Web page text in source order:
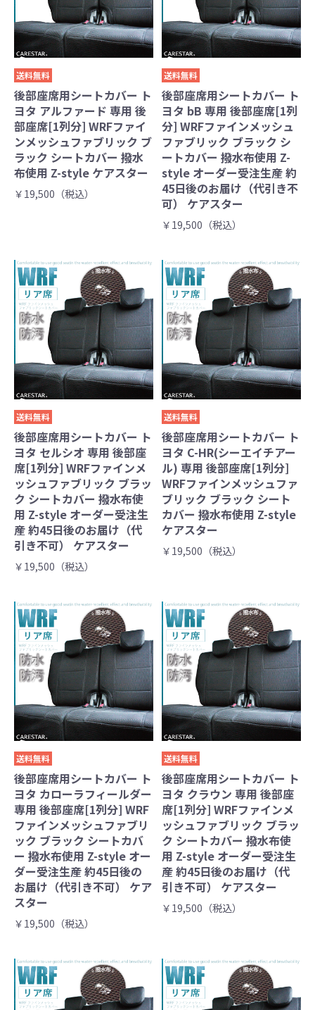
送料無料
後部座席用シートカバー ト
ヨタ アルファード 専用 後
部座席[1列分] WRFファイ
ンメッシュファブリック ブ
ラック シートカバー 撥水
布使用 Z-style ケアスター
￥19,500（税込）
送料無料
後部座席用シートカバー ト
ヨタ bB 専用 後部座席[1列
分] WRFファインメッシュ
ファブリック ブラック シ
ートカバー 撥水布使用 Z-
style オーダー受注生産 約
45日後のお届け（代引き不
可） ケアスター
￥19,500（税込）
送料無料
後部座席用シートカバー ト
ヨタ セルシオ 専用 後部座
席[1列分] WRFファインメ
ッシュファブリック ブラッ
ク シートカバー 撥水布使
用 Z-style オーダー受注生
産 約45日後のお届け（代
引き不可） ケアスター
￥19,500（税込）
送料無料
後部座席用シートカバー ト
ヨタ C-HR(シーエイチアー
ル) 専用 後部座席[1列分]
WRFファインメッシュファ
ブリック ブラック シート
カバー 撥水布使用 Z-style
ケアスター
￥19,500（税込）
送料無料
後部座席用シートカバー ト
ヨタ カローラフィールダー
専用 後部座席[1列分] WRF
ファインメッシュファブリ
ック ブラック シートカバ
ー 撥水布使用 Z-style オー
ダー受注生産 約45日後の
お届け（代引き不可） ケア
スター
￥19,500（税込）
送料無料
後部座席用シートカバー ト
ヨタ クラウン 専用 後部座
席[1列分] WRFファインメ
ッシュファブリック ブラッ
ク シートカバー 撥水布使
用 Z-style オーダー受注生
産 約45日後のお届け（代
引き不可） ケアスター
￥19,500（税込）